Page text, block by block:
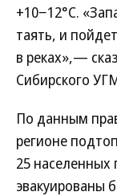
+10−12°C.
таять, и
в реках»,—
Сибирского
По данным
регионе
25 населенных
эвакуированы